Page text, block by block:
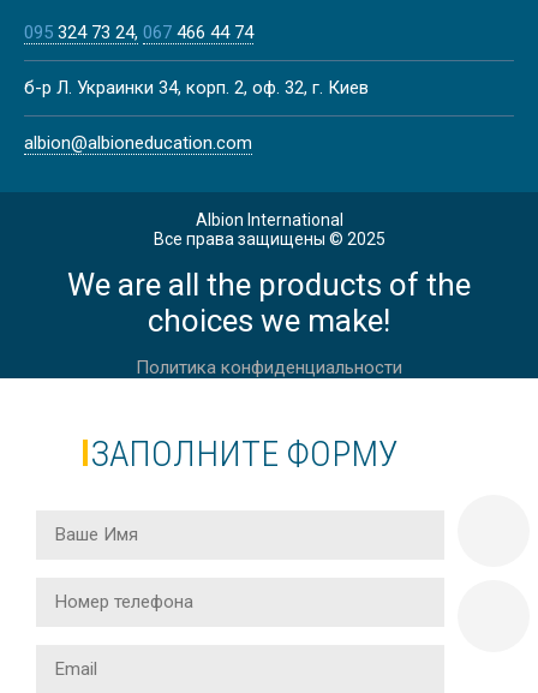
095 324 73 24 067 466 44 74
б-р Л. Украинки 34, корп. 2, оф. 32, г. Киев
albion@albioneducation.com
Albion International
Все права защищены © 2025
We are all the products of the
choices we make!
Политика конфиденциальности
ЗАПОЛНИТЕ ФОРМУ